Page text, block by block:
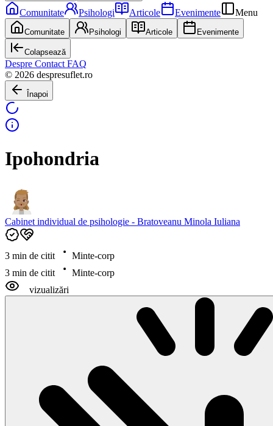
Comunitate Psihologi Articole Evenimente Menu
Comunitate Psihologi Articole Evenimente
Colapsează
Despre Contact FAQ
© 2026 despresuflet.ro
Înapoi
Ipohondria
Cabinet individual de psihologie - Bratoveanu Minola Iuliana
3 min de citit
Minte-corp
3 min de citit
Minte-corp
vizualizări